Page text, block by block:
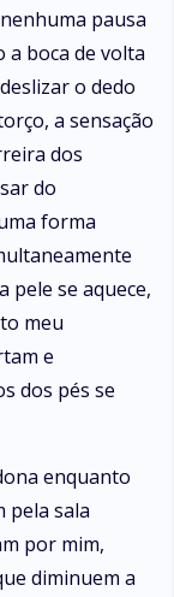
pausa
a boca de volta
o dedo
a sensação
dos
do
forma
pele se aquece,
meu
e
dos pés se
enquanto
pela sala
por mim,
diminuem a